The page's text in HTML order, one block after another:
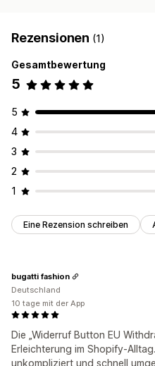
Rezensionen (1)
Gesamtbewertung
5
5
4
3
2
1
Eine Rezension schreiben
Die „Widerruf Button EU
Erleichterung im Shopify-
unkompliziert und schnell
bugatti fashion
Deutschland
10 tage mit der App